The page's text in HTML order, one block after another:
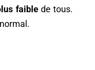
faiblede tous.